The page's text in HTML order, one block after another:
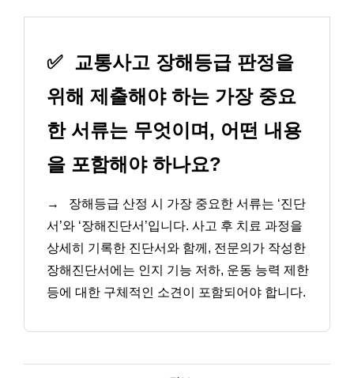
✅ 교통사고 장해등급 판정을
위해 제출해야 하는 가장 중요
한 서류는 무엇이며, 어떤 내용
을 포함해야 하나요?
→
장해등급 산정 시 가장 중요한 서류는 ‘진단
서’와 ‘장해진단서’입니다. 사고 후 치료 과정을
상세히 기록한 진단서와 함께, 전문의가 작성한
장해진단서에는 인지 기능 저하, 운동 능력 제한
등에 대한 구체적인 소견이 포함되어야 합니다.